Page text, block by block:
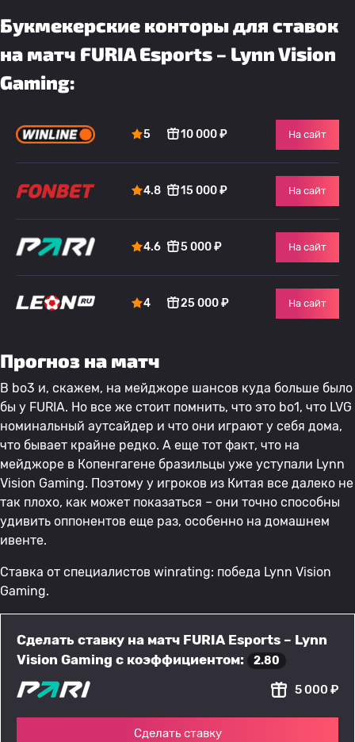
Букмекерские конторы для ставок
на матч FURIA Esports – Lynn Vision
Gaming:
5 10 000 ₽ На сайт
4.8 15 000 ₽ На сайт
4.6 5 000 ₽ На сайт
4 25 000 ₽ На сайт
Прогноз на матч
В bo3 и, скажем, на мейджоре шансов куда больше было
бы у FURIA. Но все же стоит помнить, что это bo1, что LVG
номинальный аутсайдер и что они играют у себя дома,
что бывает крайне редко. А еще тот факт, что на
мейджоре в Копенгагене бразильцы уже уступали Lynn
Vision Gaming. Поэтому у игроков из Китая все далеко не
так плохо, как может показаться – они точно способны
удивить оппонентов еще раз, особенно на домашнем
ивенте.
Ставка от специалистов winrating: победа Lynn Vision
Gaming.
Сделать ставку на матч FURIA Esports – Lynn
Vision Gaming с коэффициентом:
2.80
5 000 ₽
Сделать ставку